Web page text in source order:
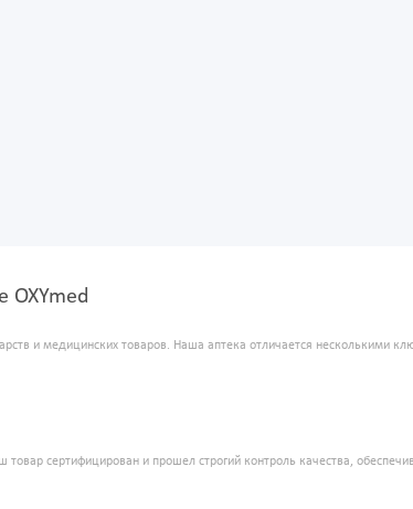
OXYmed
и медицинских товаров. Наша аптека отличается несколькими
товар сертифицирован и прошел строгий контроль качества,